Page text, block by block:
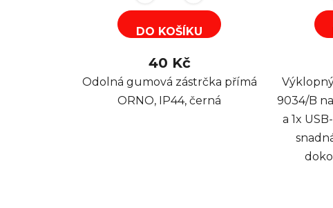
DO KOŠÍKU
40 Kč
Odolná gumová zástrčka přímá
ORNO, IP44, černá
9034/B
a 1x